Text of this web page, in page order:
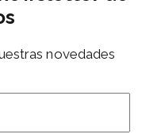
novedades